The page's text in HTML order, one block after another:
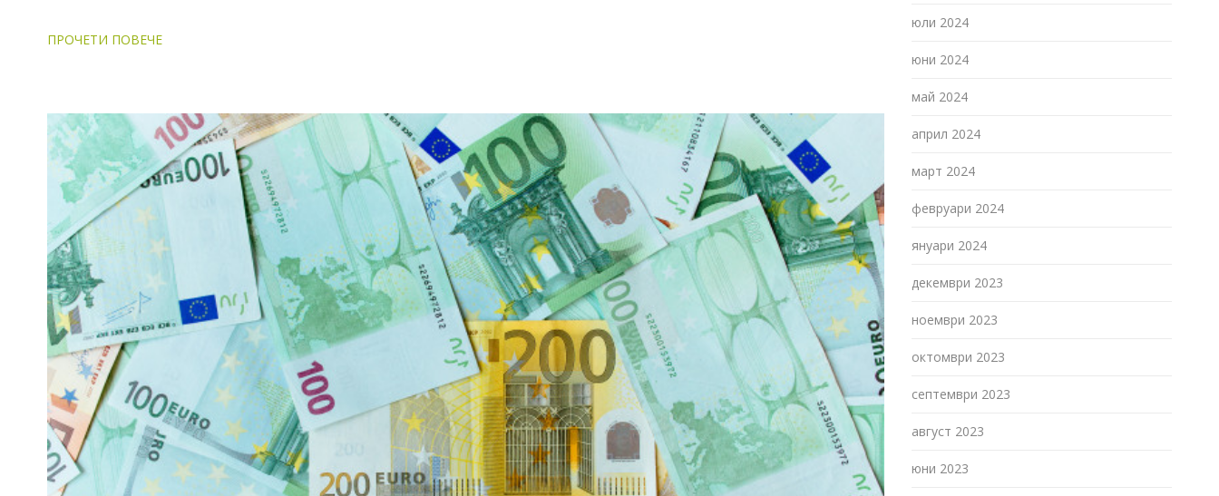
ПРОЧЕТИ ПОВЕЧЕ
юли 2024
юни 2024
май 2024
април 2024
март 2024
февруари 2024
януари 2024
декември 2023
ноември 2023
октомври 2023
септември 2023
август 2023
юни 2023